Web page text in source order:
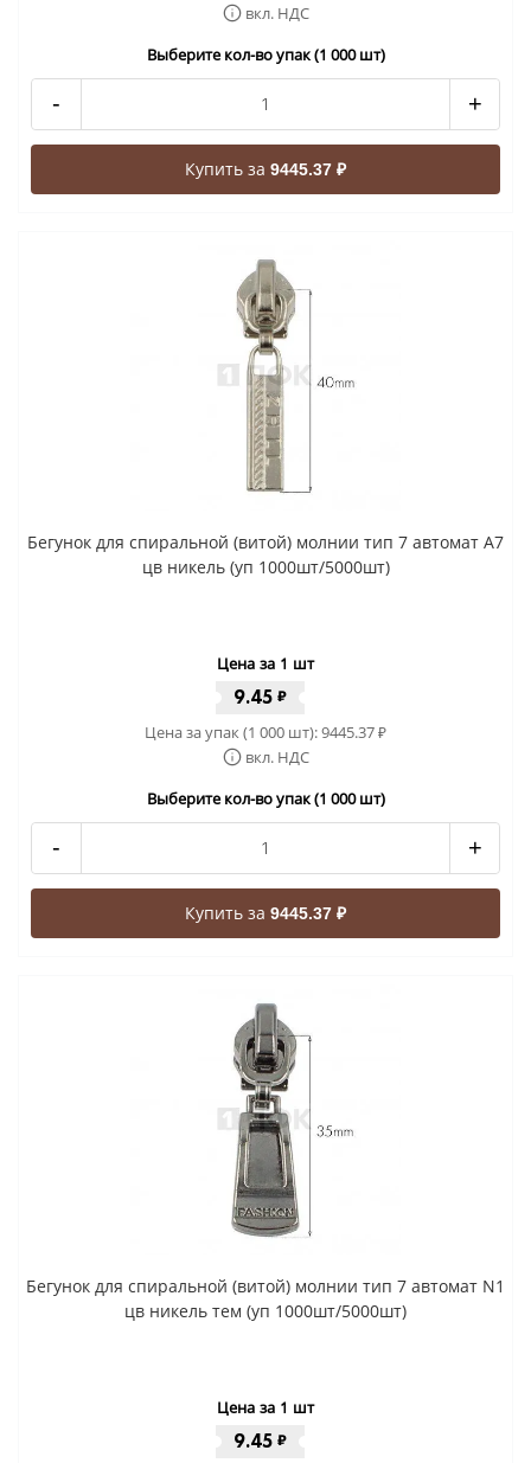
вкл. НДС
Выберите кол-во упак (1 000 шт)
- +
Купить за 9445.37 ₽
Бегунок для спиральной (витой) молнии тип 7 автомат A7
цв никель (уп 1000шт/5000шт)
Цена за 1 шт
9.45 ₽
Цена за упак (1 000 шт):9445.37₽
вкл. НДС
Выберите кол-во упак (1 000 шт)
- +
Купить за 9445.37 ₽
Бегунок для спиральной (витой) молнии тип 7 автомат N1
цв никель тем (уп 1000шт/5000шт)
Цена за 1 шт
9.45 ₽